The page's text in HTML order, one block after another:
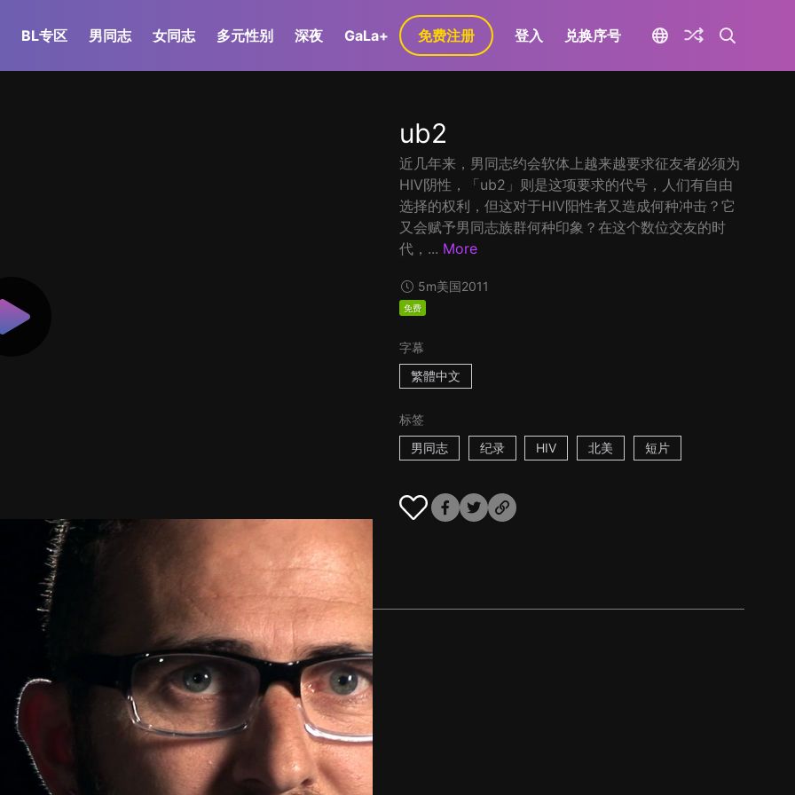
BL专区 男同志 女同志 多元性别 深夜 GaLa+ 免费注册 登入 兑换序号
ub2
近几年来，男同志约会软体上越来越要求征友者必须为
HIV阴性，「ub2」则是这项要求的代号，人们有自由
选择的权利，但这对于HIV阳性者又造成何种冲击？它
又会赋予男同志族群何种印象？在这个数位交友的时
代，... More
5m美国2011
免费
字幕
繁體中文
标签
男同志
纪录 HIV 北美 短片